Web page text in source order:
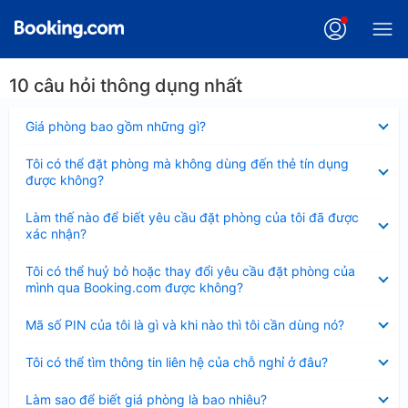
10 câu hỏi thông dụng nhất
Giá phòng bao gồm những gì?
thu
Tôi có thể đặt phòng mà không dùng đến thẻ tín dụng
được không?
thu
gọn
Làm thế nào để biết yêu cầu đặt phòng của tôi đã được
xác nhận?
thu
gọn
Tôi có thể huỷ bỏ hoặc thay đổi yêu cầu đặt phòng của
mình qua Booking.com được không?
thu
gọn
Mã số PIN của tôi là gì và khi nào thì tôi cần dùng nó?
thu
Tôi có thể tìm thông tin liên hệ của chỗ nghỉ ở đâu?
thu
Làm sao để biết giá phòng là bao nhiêu?
thu